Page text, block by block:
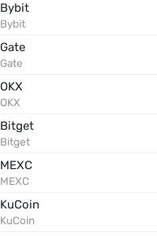
Bybit
Bybit
Gate
Gate
OKX
OKX
Bitget
Bitget
MEXC
MEXC
KuCoin
KuCoin